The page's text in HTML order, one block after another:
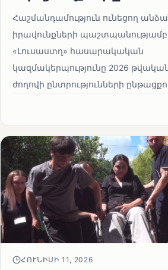
Հաշմանդամություն ունեցող
իրավունքների
«Լուսաստղ» հասարակական
կազմակերպությունը 2026
ժողովի ընտրությունների
ՀՈՒՆԻՍԻ 11, 2026